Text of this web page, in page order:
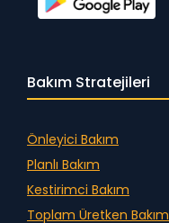
Bakım Stratejileri
Önleyici Bakım
Planlı Bakım
Kestirimci Bakım
Toplam Üretken Bakım